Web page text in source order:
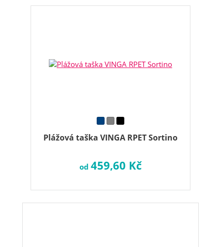
Plážová taška VINGA RPET Sortino
od 459,60 Kč